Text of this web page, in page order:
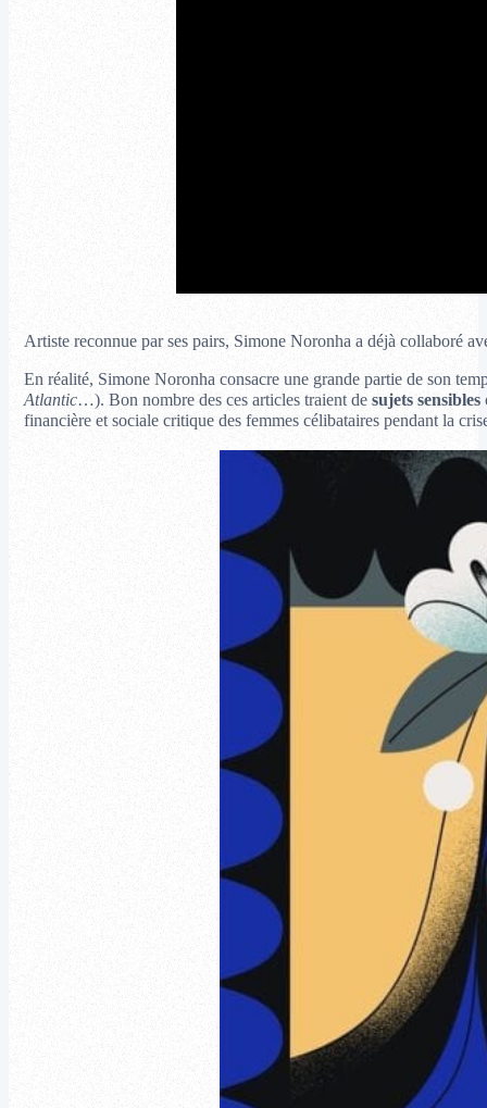
Artiste reconnue par ses pairs, Simone Noronha a déjà collaboré
En réalité, Simone Noronha consacre une grande partie de son
Atlantic…). Bon nombre des ces articles traient desujets sensibles
financière et sociale critique des femmes célibataires pendant la